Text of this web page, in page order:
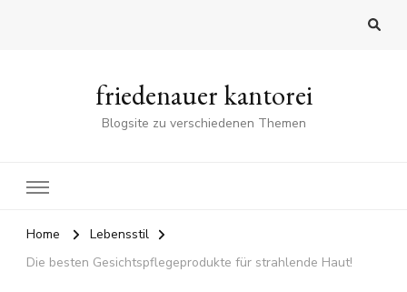
friedenauer kantorei
Blogsite zu verschiedenen Themen
Home
Lebensstil
Die besten Gesichtspflegeprodukte für strahlende Haut!